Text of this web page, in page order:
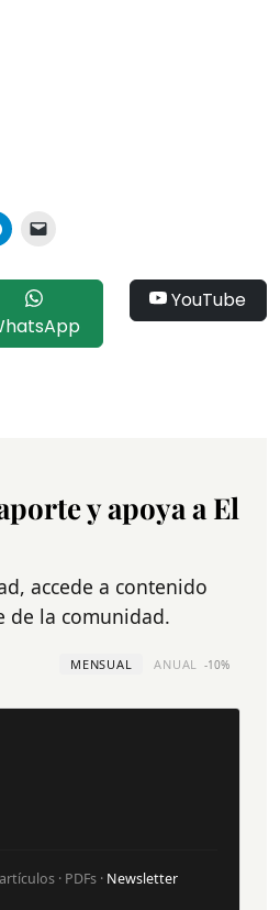
YouTube
y apoya a El
accede a contenido
de la comunidad.
MENSUAL ANUAL -10%
· PDFs · Newsletter